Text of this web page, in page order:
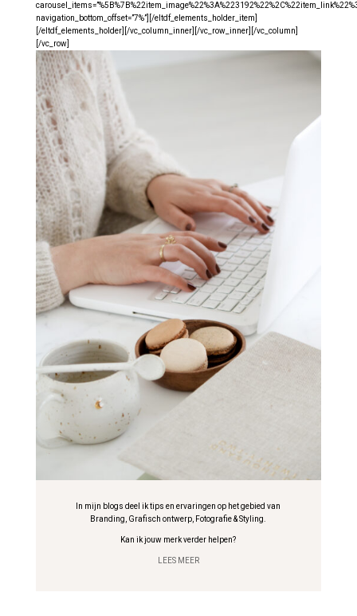
navigation_bottom_offset=”7%”][/eltdf_elements_holder_item]
[/eltdf_elements_holder][/vc_column_inner][/vc_row_inner][/vc_column]
[/vc_row]
In mijn blogs deel ik tips en ervaringen op het gebied van
Branding, Grafisch ontwerp, Fotografie & Styling.
Kan ik jouw merk verder helpen?
LEES MEER